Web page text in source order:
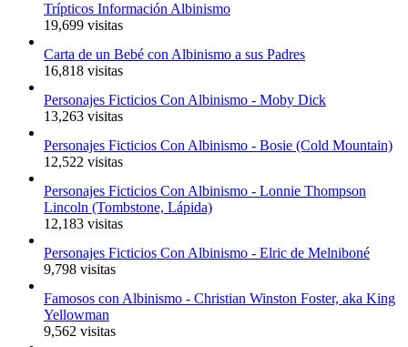
Trípticos Información Albinismo
19,699 visitas
Carta de un Bebé con Albinismo a sus Padres
16,818 visitas
Personajes Ficticios Con Albinismo - Moby Dick
13,263 visitas
Personajes Ficticios Con Albinismo - Bosie (Cold Mountain)
12,522 visitas
Personajes Ficticios Con Albinismo - Lonnie Thompson
Lincoln (Tombstone, Lápida)
12,183 visitas
Personajes Ficticios Con Albinismo - Elric de Melniboné
9,798 visitas
Famosos con Albinismo - Christian Winston Foster, aka King
Yellowman
9,562 visitas